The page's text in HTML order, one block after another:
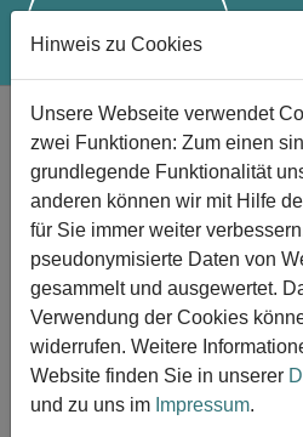
Verlustbewältigung
eines Elternteils
Ideen von Fachkräften
26.10.2023
Der Tod eines Elternteils kann
erschütternde Erfahrung sein.
sind berechtigt. In einem, hier
Hinweis zu Cookies
Unsere Webseite verwendet
zwei Funktionen: Zum einen
grundlegende Funktionalität
anderen können wir mit Hilfe
für Sie immer weiter
pseudonymisierte Daten von
gesammelt und ausgewertet.
Verwendung der Cookies
widerrufen. Weitere
Website finden Sie in unserer
und zu uns im Impressum.